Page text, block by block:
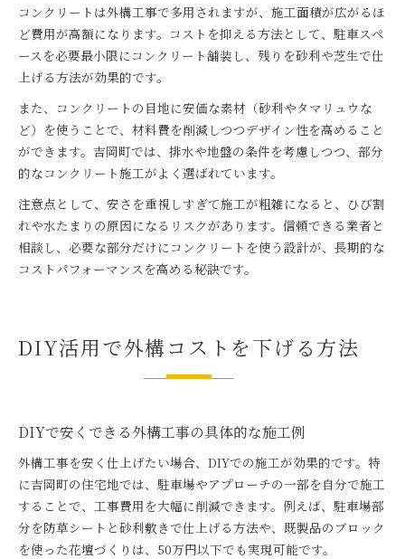
コンクリートは外構工事で多用されますが、施工面積が広がるほ
ど費用が高額になります。コストを抑える方法として、駐車スペ
ースを必要最小限にコンクリート舗装し、残りを砂利や芝生で仕
上げる方法が効果的です。
また、コンクリートの目地に安価な素材（砂利やタマリュウな
ど）を使うことで、材料費を削減しつつデザイン性を高めること
ができます。吉岡町では、排水や地盤の条件を考慮しつつ、部分
的なコンクリート施工がよく選ばれています。
注意点として、安さを重視しすぎて施工が粗雑になると、ひび割
れや水たまりの原因になるリスクがあります。信頼できる業者と
相談し、必要な部分だけにコンクリートを使う設計が、長期的な
コストパフォーマンスを高める秘訣です。
DIY活用で外構コストを下げる方法
DIYで安くできる外構工事の具体的な施工例
外構工事を安く仕上げたい場合、DIYでの施工が効果的です。特
に吉岡町の住宅地では、駐車場やアプローチの一部を自分で施工
することで、工事費用を大幅に削減できます。例えば、駐車場部
分を防草シートと砂利敷きで仕上げる方法や、既製品のブロック
を使った花壇づくりは、50万円以下でも実現可能です。